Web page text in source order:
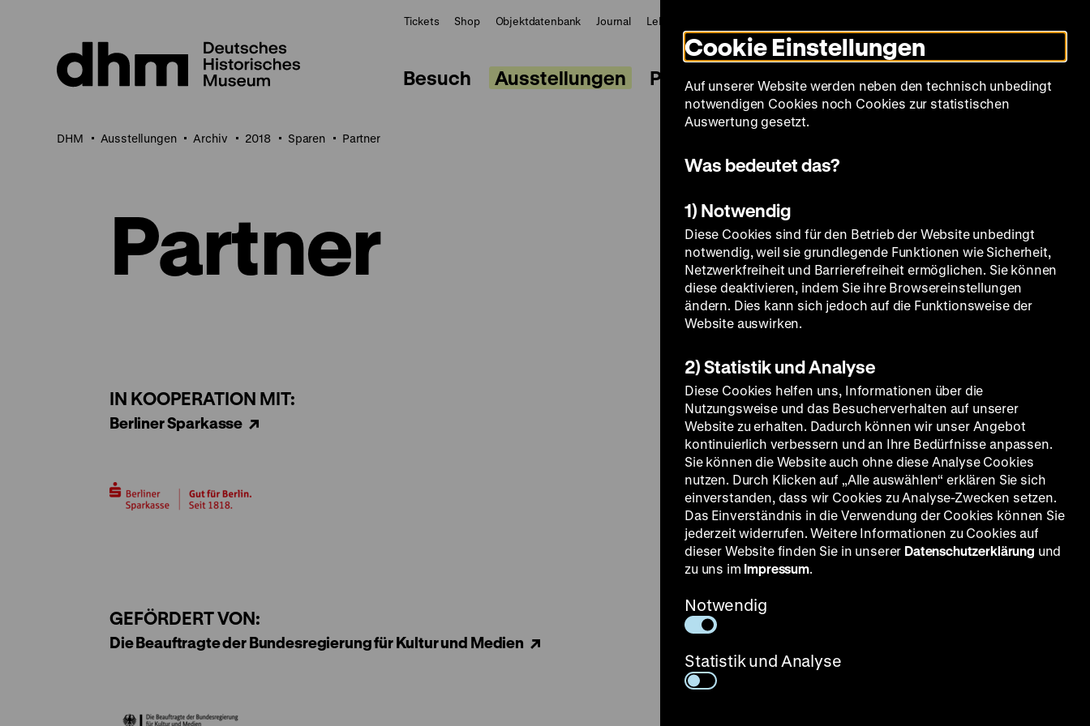
Seiteninhalt
springen
Tickets Shop Objektdatenbank Journal LeMO
Modus
umschalten
zum
Deutschen
Historischen
in
Deutscher
zum
Deutschen
Historischen
in
Leichter
Besuch Ausstellungen Programm Sammlung Bildung Museum
DHM Ausstellungen Archiv 2018 Sparen Partner
Partner
IN KOOPERATION MIT:
Berliner Sparkasse
GEFÖRDERT VON:
Die Beauftragte der Bundesregierung für Kultur und Medien
Cookie Einstellungen
Auf unserer Website werden neben den technisch unbedingt
notwendigen Cookies noch Cookies zur statistischen
Auswertung gesetzt.
Was bedeutet das?
1) Notwendig
Diese Cookies sind für den Betrieb der Website unbedingt
notwendig, weil sie grundlegende Funktionen wie Sicherheit,
Netzwerkfreiheit und Barrierefreiheit ermöglichen. Sie können
diese deaktivieren, indem Sie ihre Browsereinstellungen
ändern. Dies kann sich jedoch auf die Funktionsweise der
Website auswirken.
2) Statistik und Analyse
Diese Cookies helfen uns, Informationen über die
Nutzungsweise und das Besucherverhalten auf unserer
Website zu erhalten. Dadurch können wir unser Angebot
kontinuierlich verbessern und an Ihre Bedürfnisse anpassen.
Sie können die Website auch ohne diese Analyse Cookies
nutzen. Durch Klicken auf „Alle auswählen“ erklären Sie sich
einverstanden, dass wir Cookies zu Analyse-Zwecken setzen.
Das Einverständnis in die Verwendung der Cookies können Sie
jederzeit widerrufen. Weitere Informationen zu Cookies auf
dieser Website finden Sie in unserer Datenschutzerklärung und
zu uns im Impressum.
Notwendig
Statistik und Analyse